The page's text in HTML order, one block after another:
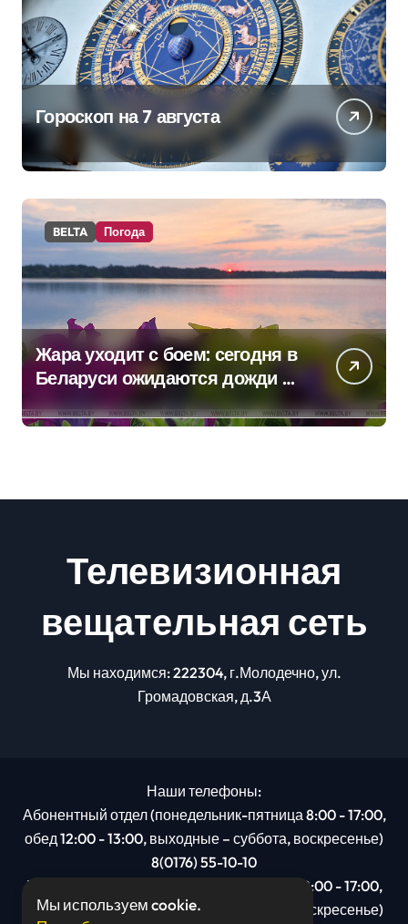
Гороскоп на 7 августа
BELTA Погода
Жара уходит с боем: сегодня в
Беларуси ожидаются дожди и
грозы
Телевизионная
вещательная сеть
Мы находимся: 222304, г.Молодечно, ул.
Громадовская, д.3А
Наши телефоны:
Абонентный отдел (понедельник-пятница 8:00 - 17:00,
обед 12:00 - 13:00, выходные – суббота, воскресенье)
8(0176) 55-10-10
Рекламный отдел (понедельник-пятница 8:00 - 17:00,
обед 12:00 - 13:00, выходные – суббота, воскресенье)
Мы используем cookie.